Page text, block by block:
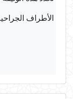
الأطراف